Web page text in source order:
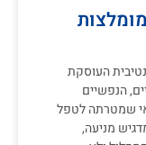
העוסקת
הנפשיים
שמטרתה לטפל
מניעה,